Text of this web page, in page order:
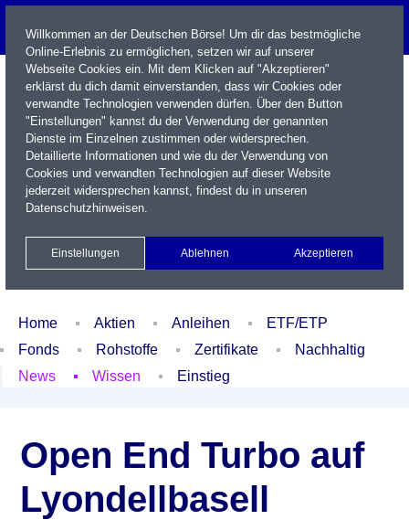
Name / WKN / ISIN / Kürzel
Xetra Realtime
Watchlist Portfolio Login
Home Aktien Anleihen
ETF/ETP
Fonds
Rohstoffe Zertifikate
Nachhaltig
News
Wissen Einstieg
Open End Turbo auf
Lyondellbasell
Willkommen an der Deutschen Börse! Um dir das bestmögliche
Online-Erlebnis zu ermöglichen, setzen wir auf unserer
Webseite Cookies ein. Mit dem Klicken auf "Akzeptieren"
erklärst du dich damit einverstanden, dass wir Cookies oder
verwandte Technologien verwenden dürfen. Über den Button
"Einstellungen" kannst du der Verwendung der genannten
Dienste im Einzelnen zustimmen oder widersprechen.
Detaillierte Informationen und wie du der Verwendung von
Cookies und verwandten Technologien auf dieser Website
jederzeit widersprechen kannst, findest du in unseren
Datenschutzhinweisen.
Einstellungen Ablehnen Akzeptieren